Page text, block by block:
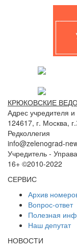
КРЮКОВСКИЕ
Адрес учредителя
124617, г. Москва,
Редколлегия
info@zelenograd-
Учредитель -
16+ ©2010-2022
СЕРВИС
Архив
Вопрос-ответ
Полезная
Наш депутат
НОВОСТИ